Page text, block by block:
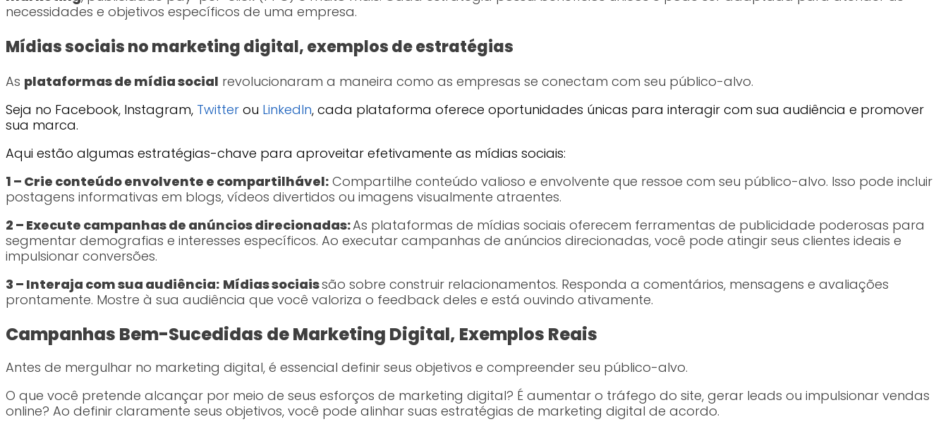
necessidades e objetivos específicos de uma empresa.
Mídias sociais no marketing digital, exemplos de estratégias
As plataformas de mídia social revolucionaram a maneira como as empresas se conectam com seu público-alvo.
Seja no Facebook, Instagram, Twitter ou LinkedIn, cada plataforma oferece oportunidades únicas para interagir com sua audiência e promover
sua marca.
Aqui estão algumas estratégias-chave para aproveitar efetivamente as mídias sociais:
1 – Crie conteúdo envolvente e compartilhável: Compartilhe conteúdo valioso e envolvente que ressoe com seu público-alvo. Isso pode incluir
postagens informativas em blogs, vídeos divertidos ou imagens visualmente atraentes.
2 – Execute campanhas de anúncios direcionadas:As plataformas de mídias sociais oferecem ferramentas de publicidade poderosas para
segmentar demografias e interesses específicos. Ao executar campanhas de anúncios direcionadas, você pode atingir seus clientes ideais e
impulsionar conversões.
3 – Interaja com sua audiência: Mídias sociaissão sobre construir relacionamentos. Responda a comentários, mensagens e avaliações
prontamente. Mostre à sua audiência que você valoriza o feedback deles e está ouvindo ativamente.
Campanhas Bem-Sucedidas de Marketing Digital, Exemplos Reais
Antes de mergulhar no marketing digital, é essencial definir seus objetivos e compreender seu público-alvo.
O que você pretende alcançar por meio de seus esforços de marketing digital? É aumentar o tráfego do site, gerar leads ou impulsionar vendas
online? Ao definir claramente seus objetivos, você pode alinhar suas estratégias de marketing digital de acordo.